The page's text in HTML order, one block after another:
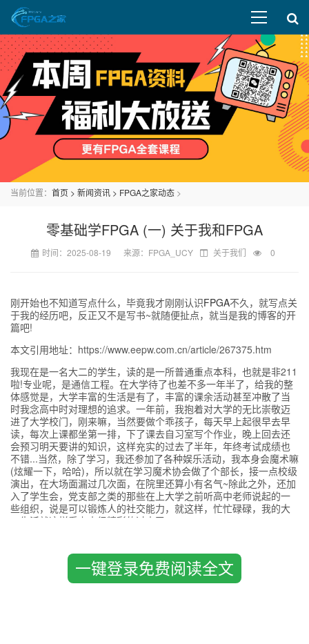
当前位置： 首页 > 新闻资讯 > FPGA之家动态 >
零基础学FPGA (一) 关于我和FPGA
时间：2025-08-19 来源：FPGA_UCY 关于我们 0
刚开始也不知道写点什么，毕竟我才刚刚认识FPGA不久，就写点关
于我的经历吧，反正又不是写书~就随便扯点，就当是我的博客的开
篇吧!
本文引用地址：https://www.eepw.com.cn/article/267375.htm
我现在是一名大二的学生，读的是一所普通重点本科，也就是非211
啦!专业呢，是通信工程。在大学待了也差不多一年半了，给我的整
体感觉是，大学丰富的生活是有了，丰富的课余活动甚至冲散了当
时我念高中时对理想的追求。一年前，我抱着对大学的无比崇敬迈
进了大学校门，刚来嘛，当然要做个乖孩子，每天早上起很早去早
读，每次上课都坐第一排，下了课去自习室写个作业，晚上回去还
会预习明天要讲的知识，这样充实的过去了半年，年终考试成绩也
不错...当然，除了学习，我还参加了各种娱乐活动，我本身会魔术嘛
(炫耀一下，哈哈)，所以就在学习魔术协会做了个部长，接一点校级
演出，在大场面漏过几次面，在院里还算小有名气~除此之外，还加
入了学生会，党支部之类的那些在上大学之前听高中老师说起的一
些组织，说是可以锻炼人的社交能力，就这样，忙忙碌碌，我的大
一生活就这样看上去很精彩的过去了。
来，我到底要干什么!?我读了十几年的书，到了大学我还在看那些高
数!大学物理!马克思!虽然这些课程我的成绩还不错，但是将来我想做
的，是电子类的，我真是不明白学校为什么还要给我们开那些无聊
一键登录免费阅读全文